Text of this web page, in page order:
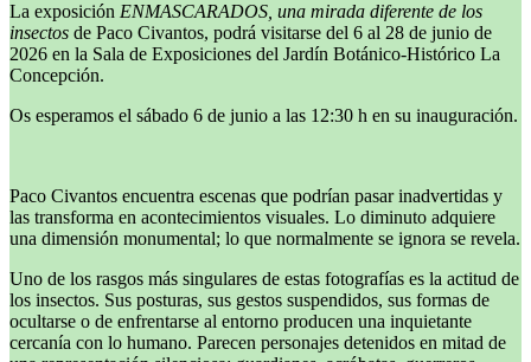
La exposición ENMASCARADOS, una mirada diferente de los
insectos de Paco Civantos, podrá visitarse del 6 al 28 de junio de
2026 en la Sala de Exposiciones del Jardín Botánico-Histórico La
Concepción.
Os esperamos el sábado 6 de junio a las 12:30 h en su inauguración.
Paco Civantos encuentra escenas que podrían pasar inadvertidas y
las transforma en acontecimientos visuales. Lo diminuto adquiere
una dimensión monumental; lo que normalmente se ignora se revela.
Uno de los rasgos más singulares de estas fotografías es la actitud de
los insectos. Sus posturas, sus gestos suspendidos, sus formas de
ocultarse o de enfrentarse al entorno producen una inquietante
cercanía con lo humano. Parecen personajes detenidos en mitad de